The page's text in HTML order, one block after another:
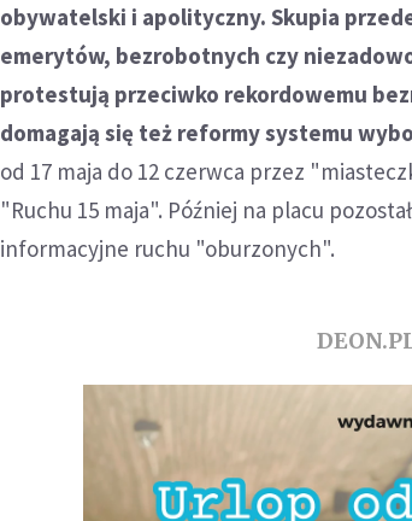
obywatelski i apolityczny. Skupia
emerytów, bezrobotnych czy
protestują przeciwko rekordowemu
domagają się też reformy systemu
od 17 maja do 12 czerwca przez
"Ruchu 15 maja". Później na placu
informacyjne ruchu "oburzonych".